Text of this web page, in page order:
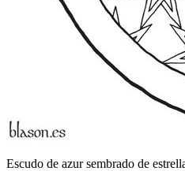
Escudo de azur sembrado de